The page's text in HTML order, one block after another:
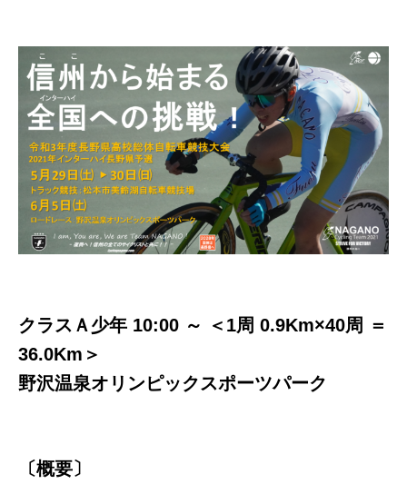
クラスＡ少年 10:00 ～ ＜1周 0.9Km×40周 ＝
36.0Km＞
野沢温泉オリンピックスポーツパーク
〔概要〕